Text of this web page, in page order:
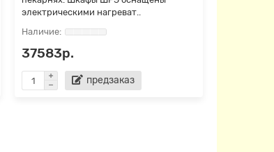
электрическими нагреват..
37583р.
предзаказ